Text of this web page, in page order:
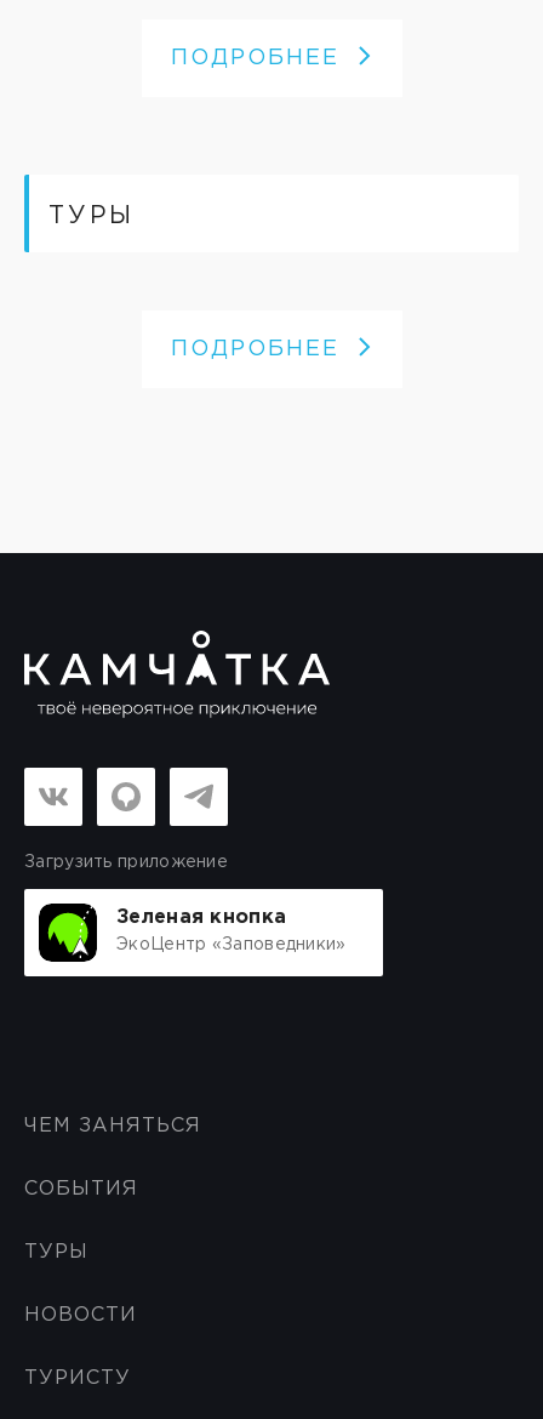
ПОДРОБНЕЕ
ТУРЫ
ПОДРОБНЕЕ
Загрузить приложение
Зеленая кнопка
ЭкоЦентр «Заповедники»
ЧЕМ ЗАНЯТЬСЯ
СОБЫТИЯ
ТУРЫ
НОВОСТИ
ТУРИСТУ